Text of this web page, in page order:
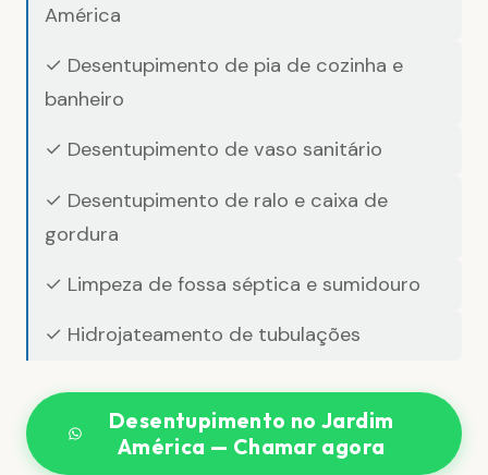
América
✓ Desentupimento de pia de cozinha e
banheiro
✓ Desentupimento de vaso sanitário
✓ Desentupimento de ralo e caixa de
gordura
✓ Limpeza de fossa séptica e sumidouro
✓ Hidrojateamento de tubulações
Desentupimento no Jardim
América — Chamar agora